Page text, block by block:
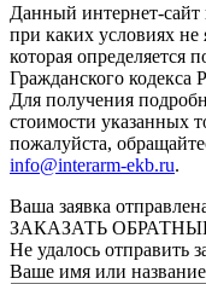
Данный интернет-
при каких условиях не
которая определяется
Гражданского кодекса
Для получения
стоимости указанных
пожалуйста,
info@interarm-ekb.ru.
Ваша заявка
ЗАКАЗАТЬ
Не удалось отправить
Ваше имя или